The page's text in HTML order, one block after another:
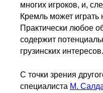
многих игроков, и,
Кремль может играть
Практически любое
содержит
грузинских интересов.
С точки зрения
специалиста М.